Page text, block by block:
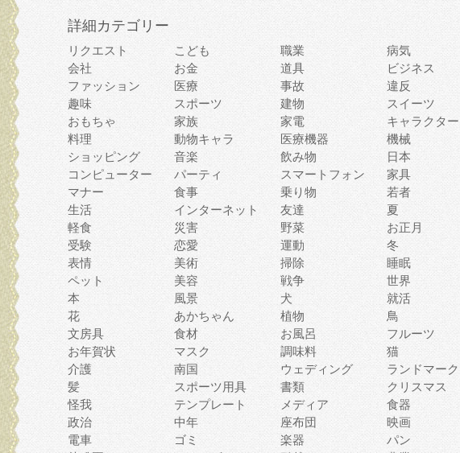
詳細カテゴリー
リクエスト こども 職業 病気
会社
お金 道具 ビジネス
ファッション
医療 事故 違反
趣味
スポーツ 建物 スイーツ
おもちゃ
家族 家電 キャラクター
料理
動物キャラ 医療機器 機械
ショッピング
音楽 飲み物 日本
コンピューター
パーティ スマートフォン 家具
マナー
食事 乗り物 若者
生活
インターネット 友達 夏
軽食
災害 野菜 お正月
受験
恋愛 運動 冬
表情
美術 掃除 睡眠
ペット
美容 戦争 世界
本
風景 犬 就活
花
あかちゃん 植物 鳥
文房具
食材 お風呂 フルーツ
お年賀状
マスク 調味料 猫
介護
南国 ウェディング ランドマーク
髪
スポーツ用具 書類 クリスマス
怪我
テンプレート メディア 食器
政治
中年 座布団 映画
電車
ゴミ 楽器 パン